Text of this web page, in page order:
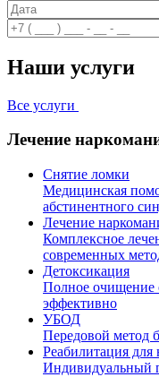
Наши услуги
Все услуги
Лечение
Снятие ломки
Медицинская
абстинентного
Лечение
Комплексное
современных
Детоксикация
Полное очищение
эффективно
УБОД
Передовой метод
Реабилитация для
Индивидуальный